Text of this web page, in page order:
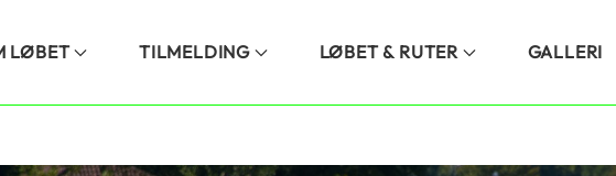
LØBET TILMELDING LØBET & RUTER GALLERI